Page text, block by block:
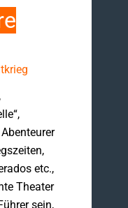
etc.,
Theater
sein,